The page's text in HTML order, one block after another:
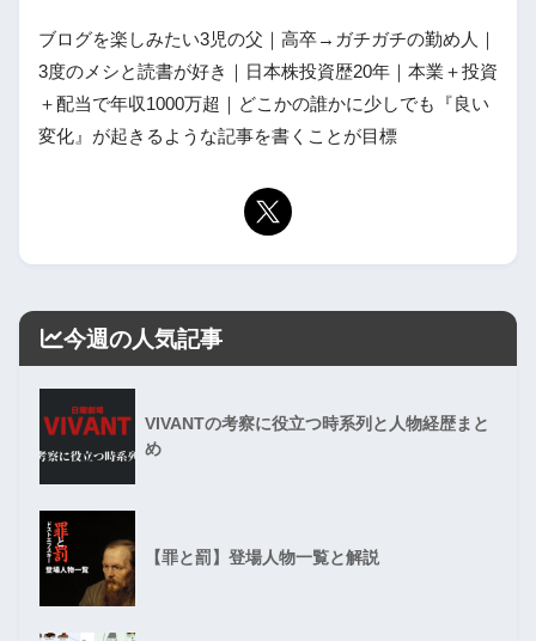
ブログを楽しみたい3児の父｜高卒→ガチガチの勤め人｜
3度のメシと読書が好き｜日本株投資歴20年｜本業＋投資
＋配当で年収1000万超｜どこかの誰かに少しでも『良い
変化』が起きるような記事を書くことが目標
今週の人気記事
VIVANTの考察に役立つ時系列と人物経歴まと
め
【罪と罰】登場人物一覧と解説